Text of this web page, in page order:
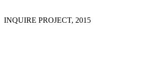
INQUIRE PROJECT, 2015